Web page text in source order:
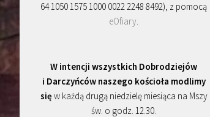
64 1050 1575 1000 0022 2248 8492), z pomocą
eOfiary.
W intencji wszystkich Dobrodziejów
i Darczyńców naszego kościoła modlimy
się w każdą drugą niedzielę miesiąca na Mszy
św. o godz. 12.30.